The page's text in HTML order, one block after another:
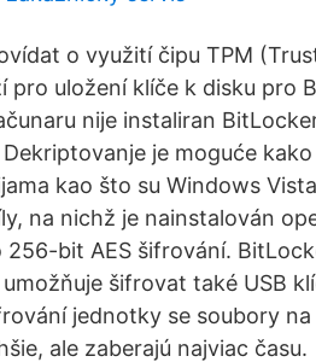
o využití čipu TPM
pro uložení klíče k disku pro
nije instaliran
je moguće
kao što su Windows
na nichž je nainstalován
256-bit AES šifrování.
šifrovat také USB
jednotky se soubory
ale zaberajú najviac času.